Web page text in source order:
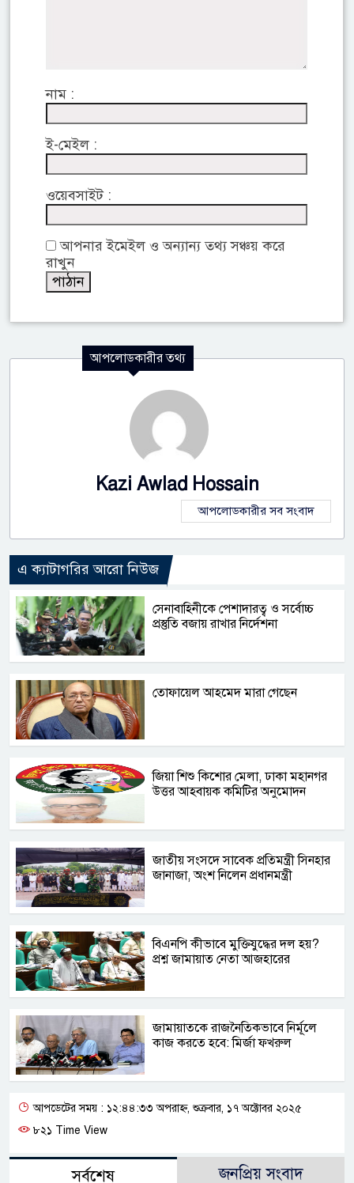
নাম :
ই-মেইল :
ওয়েবসাইট :
আপনার ইমেইল ও অন্যান্য তথ্য সঞ্চয় করে
রাখুন
আপলোডকারীর তথ্য
Kazi Awlad Hossain
আপলোডকারীর সব সংবাদ
এ ক্যাটাগরির আরো নিউজ
সেনাবাহিনীকে পেশাদারত্ব ও সর্বোচ্চ
প্রস্তুতি বজায় রাখার নির্দেশনা
তোফায়েল আহমেদ মারা গেছেন
জিয়া শিশু কিশোর মেলা, ঢাকা মহানগর
উত্তর আহবায়ক কমিটির অনুমোদন
জাতীয় সংসদে সাবেক প্রতিমন্ত্রী সিনহার
জানাজা, অংশ নিলেন প্রধানমন্ত্রী
বিএনপি কীভাবে মুক্তিযুদ্ধের দল হয়?
প্রশ্ন জামায়াত নেতা আজহারের
জামায়াতকে রাজনৈতিকভাবে নির্মূলে
কাজ করতে হবে: মির্জা ফখরুল
আপডেটের সময় : ১২:৪৪:৩৩ অপরাহ্ন, শুক্রবার, ১৭ অক্টোবর ২০২৫
৮২১ Time View
সর্বশেষ জনপ্রিয় সংবাদ